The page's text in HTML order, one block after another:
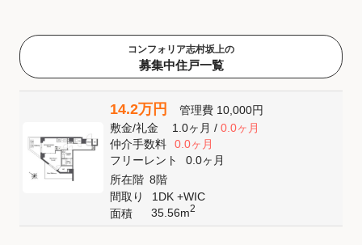
コンフォリア志村坂上の
募集中住戸一覧
14.2万円 管理費 10,000円
敷金/礼金 1.0ヶ月/ 0.0ヶ月
仲介手数料
0.0ヶ月
フリーレント
0.0ヶ月
所在階 8階
間取り
1DK +WIC
面積
35.56m2